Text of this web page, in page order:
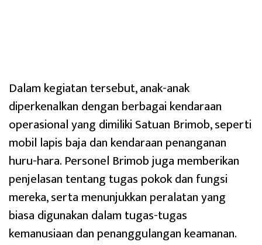
Dalam kegiatan tersebut, anak-anak
diperkenalkan dengan berbagai kendaraan
operasional yang dimiliki Satuan Brimob, seperti
mobil lapis baja dan kendaraan penanganan
huru-hara. Personel Brimob juga memberikan
penjelasan tentang tugas pokok dan fungsi
mereka, serta menunjukkan peralatan yang
biasa digunakan dalam tugas-tugas
kemanusiaan dan penanggulangan keamanan.